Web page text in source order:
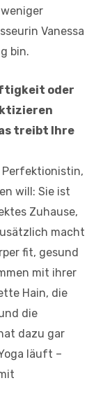
Vanessa
bin.
oder
treibt Ihre
Perfektionistin,
will: Sie ist
Zuhause,
macht
fit, gesund
mit ihrer
Hain, die
die
dazu gar
läuft –